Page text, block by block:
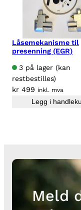
Låsemekanisme til
presenning (EGR)
3 på lager (kan
restbestilles)
kr 499 inkl. mva
Legg i
Meld